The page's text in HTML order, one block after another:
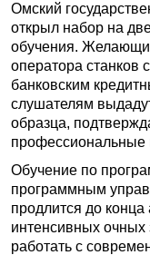
Омский
открыл набор на
обучения.
оператора станков
банковским
слушателям
образца,
профессиональные
Обучение по
программным
продлится до конца
интенсивных очных
работать с